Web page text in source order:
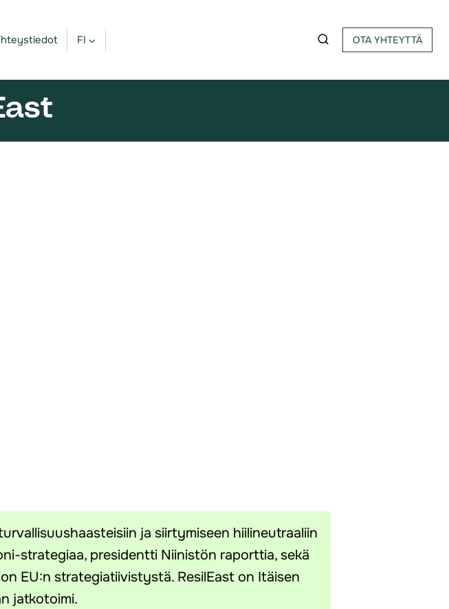
FI OTA YHTEYTTÄ
ja siirtymiseen hiilineutraaliin
strategiaa, presidentti Niinistön raporttia, sekä
EU:n strategiatiivistystä. ResilEast on Itäisen
jatkotoimi.